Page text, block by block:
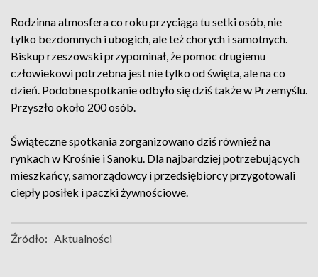
Rodzinna atmosfera co roku przyciąga tu setki osób, nie
tylko bezdomnych i ubogich, ale też chorych i samotnych.
Biskup rzeszowski przypominał, że pomoc drugiemu
człowiekowi potrzebna jest nie tylko od święta, ale na co
dzień. Podobne spotkanie odbyło się dziś także w Przemyślu.
Przyszło około 200 osób.
Świąteczne spotkania zorganizowano dziś również na
rynkach w Krośnie i Sanoku. Dla najbardziej potrzebujących
mieszkańcy, samorządowcy i przedsiębiorcy przygotowali
ciepły posiłek i paczki żywnościowe.
Źródło: Aktualności